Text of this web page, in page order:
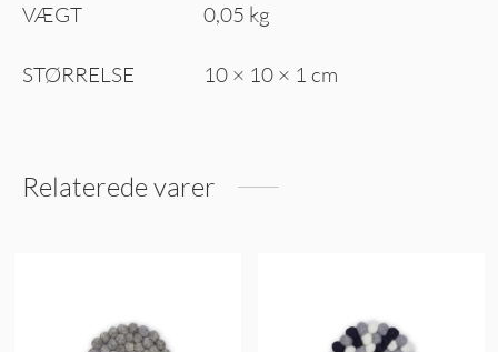
VÆGT 0,05 kg
STØRRELSE 10 × 10 × 1 cm
Relaterede varer